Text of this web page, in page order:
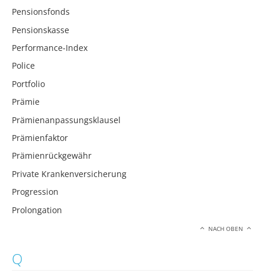
Pensionsfonds
Pensionskasse
Performance-Index
Police
Portfolio
Prämie
Prämienanpassungsklausel
Prämienfaktor
Prämienrückgewähr
Private Krankenversicherung
Progression
Prolongation
NACH OBEN
Q